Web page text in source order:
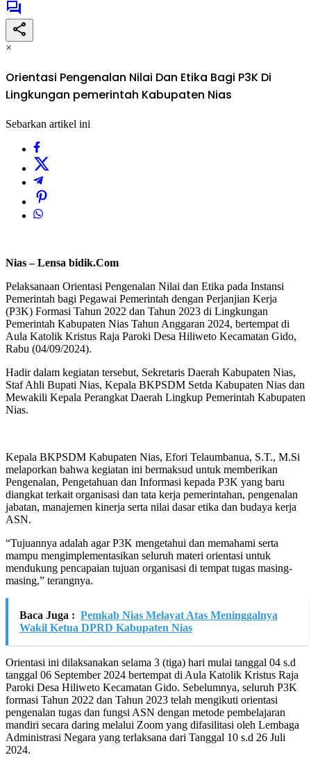
×
Orientasi Pengenalan Nilai Dan Etika Bagi P3K Di
Lingkungan pemerintah Kabupaten Nias
Sebarkan artikel ini
Nias – Lensa bidik.Com
Pelaksanaan Orientasi Pengenalan Nilai dan Etika pada Instansi
Pemerintah bagi Pegawai Pemerintah dengan Perjanjian Kerja
(P3K) Formasi Tahun 2022 dan Tahun 2023 di Lingkungan
Pemerintah Kabupaten Nias Tahun Anggaran 2024, bertempat di
Aula Katolik Kristus Raja Paroki Desa Hiliweto Kecamatan Gido,
Rabu (04/09/2024).
Hadir dalam kegiatan tersebut, Sekretaris Daerah Kabupaten Nias,
Staf Ahli Bupati Nias, Kepala BKPSDM Setda Kabupaten Nias dan
Mewakili Kepala Perangkat Daerah Lingkup Pemerintah Kabupaten
Nias.
Kepala BKPSDM Kabupaten Nias, Efori Telaumbanua, S.T., M.Si
melaporkan bahwa kegiatan ini bermaksud untuk memberikan
Pengenalan, Pengetahuan dan Informasi kepada P3K yang baru
diangkat terkait organisasi dan tata kerja pemerintahan, pengenalan
jabatan, manajemen kinerja serta nilai dasar etika dan budaya kerja
ASN.
“Tujuannya adalah agar P3K mengetahui dan memahami serta
mampu mengimplementasikan seluruh materi orientasi untuk
mendukung pencapaian tujuan organisasi di tempat tugas masing-
masing,” terangnya.
Baca Juga : Pemkab Nias Melayat Atas Meninggalnya
Wakil Ketua DPRD Kabupaten Nias
Orientasi ini dilaksanakan selama 3 (tiga) hari mulai tanggal 04 s.d
tanggal 06 September 2024 bertempat di Aula Katolik Kristus Raja
Paroki Desa Hiliweto Kecamatan Gido. Sebelumnya, seluruh P3K
formasi Tahun 2022 dan Tahun 2023 telah mengikuti orientasi
pengenalan tugas dan fungsi ASN dengan metode pembelajaran
mandiri secara daring melalui Zoom yang difasilitasi oleh Lembaga
Administrasi Negara yang terlaksana dari Tanggal 10 s.d 26 Juli
2024.